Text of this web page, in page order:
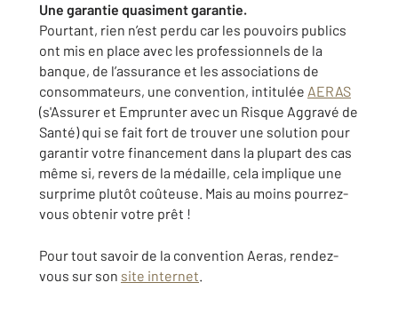
Une garantie quasiment garantie.
Pourtant, rien n’est perdu car les pouvoirs publics
ont mis en place avec les professionnels de la
banque, de l’assurance et les associations de
consommateurs, une convention, intitulée AERAS
(s'Assurer et Emprunter avec un Risque Aggravé de
Santé) qui se fait fort de trouver une solution pour
garantir votre financement dans la plupart des cas
même si, revers de la médaille, cela implique une
surprime plutôt coûteuse. Mais au moins pourrez-
vous obtenir votre prêt !
Pour tout savoir de la convention Aeras, rendez-
vous sur son site internet.